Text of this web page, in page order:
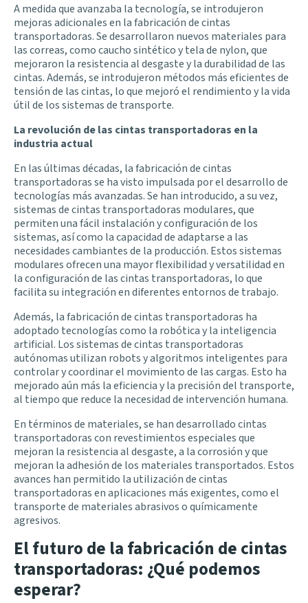
A medida que avanzaba la tecnología, se introdujeron
mejoras adicionales en la fabricación de cintas
transportadoras. Se desarrollaron nuevos materiales para
las correas, como caucho sintético y tela de nylon, que
mejoraron la resistencia al desgaste y la durabilidad de las
cintas. Además, se introdujeron métodos más eficientes de
tensión de las cintas, lo que mejoró el rendimiento y la vida
útil de los sistemas de transporte.
La revolución de las cintas transportadoras en la
industria actual
En las últimas décadas, la fabricación de cintas
transportadoras se ha visto impulsada por el desarrollo de
tecnologías más avanzadas. Se han introducido, a su vez,
sistemas de cintas transportadoras modulares, que
permiten una fácil instalación y configuración de los
sistemas, así como la capacidad de adaptarse a las
necesidades cambiantes de la producción. Estos sistemas
modulares ofrecen una mayor flexibilidad y versatilidad en
la configuración de las cintas transportadoras, lo que
facilita su integración en diferentes entornos de trabajo.
Además, la fabricación de cintas transportadoras ha
adoptado tecnologías como la robótica y la inteligencia
artificial. Los sistemas de cintas transportadoras
autónomas utilizan robots y algoritmos inteligentes para
controlar y coordinar el movimiento de las cargas. Esto ha
mejorado aún más la eficiencia y la precisión del transporte,
al tiempo que reduce la necesidad de intervención humana.
En términos de materiales, se han desarrollado cintas
transportadoras con revestimientos especiales que
mejoran la resistencia al desgaste, a la corrosión y que
mejoran la adhesión de los materiales transportados. Estos
avances han permitido la utilización de cintas
transportadoras en aplicaciones más exigentes, como el
transporte de materiales abrasivos o químicamente
agresivos.
El futuro de la fabricación de cintas
transportadoras: ¿Qué podemos
esperar?